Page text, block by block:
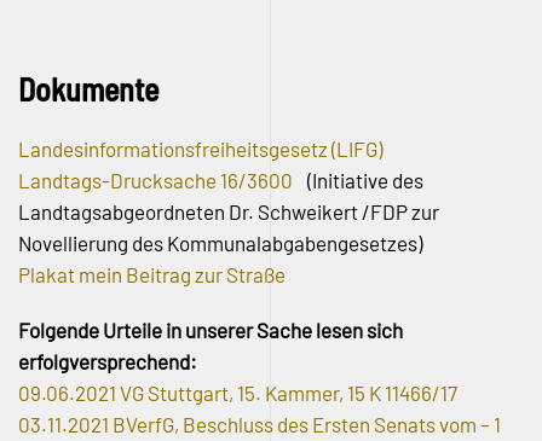
Dokumente
Landesinformationsfreiheitsgesetz (LIFG)
Landtags-Drucksache 16/3600
(Initiative des
Landtagsabgeordneten Dr. Schweikert /FDP zur
Novellierung des Kommunalabgabengesetzes)
Plakat mein Beitrag zur Straße
Folgende Urteile in unserer Sache lesen sich
erfolgversprechend:
09.06.2021 VG Stuttgart, 15. Kammer, 15 K 11466/17
03.11.2021 BVerfG, Beschluss des Ersten Senats vom – 1